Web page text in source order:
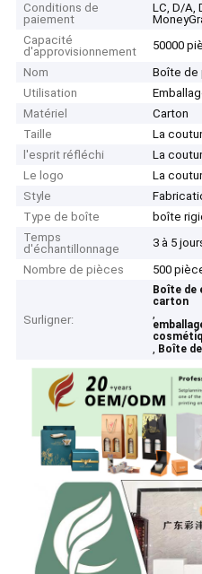
Conditions de
paiement
LC, D/A,
Capacité
d'approvisionnement
50000
Nom
Boîte de
Utilisation
Matériel
Carton
Taille
La
l'esprit réfléchi
La
Le logo
La
Style
Type de boîte
boîte
Temps
d'échantillonnage
3 à 5
Nombre de pièces
500
Surligner:
Boîte de
carton
,
, Boîte